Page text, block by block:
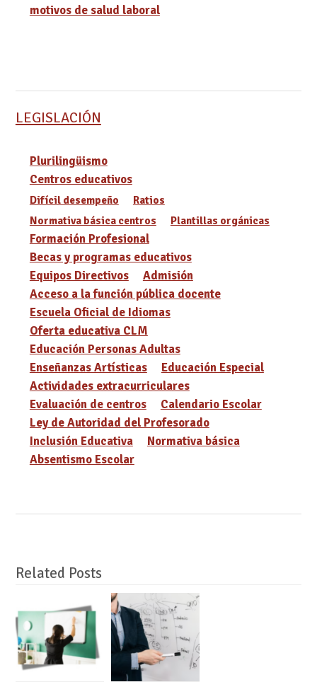
motivos de salud laboral
LEGISLACIÓN
Plurilingüismo
Centros educativos
Difícil desempeño
Ratios
Normativa básica centros
Plantillas orgánicas
Formación Profesional
Becas y programas educativos
Equipos Directivos
Admisión
Acceso a la función pública docente
Escuela Oficial de Idiomas
Oferta educativa CLM
Educación Personas Adultas
Enseñanzas Artísticas
Educación Especial
Actividades extracurriculares
Evaluación de centros
Calendario Escolar
Ley de Autoridad del Profesorado
Inclusión Educativa
Normativa básica
Absentismo Escolar
Related Posts